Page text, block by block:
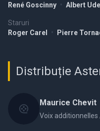
René Goscinny • Albert
Staruri
Roger Carel
• Pierre
Distribuție
Maurice Chevit
Voix